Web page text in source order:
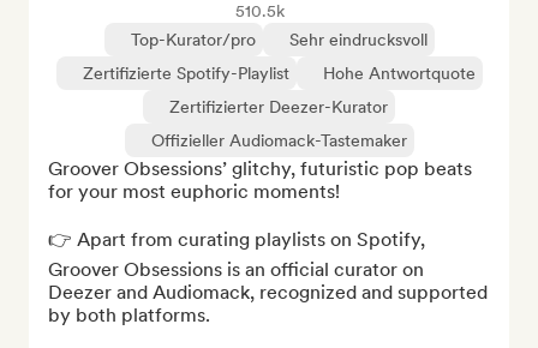
510.5k
Top-Kurator/pro
Sehr eindrucksvoll
Zertifizierte Spotify-Playlist
Hohe Antwortquote
Zertifizierter Deezer-Kurator
Offizieller Audiomack-Tastemaker
Groover Obsessions’ glitchy, futuristic pop beats
for your most euphoric moments!
👉 Apart from curating playlists on Spotify,
Groover Obsessions is an official curator on
Deezer and Audiomack, recognized and supported
by both platforms.